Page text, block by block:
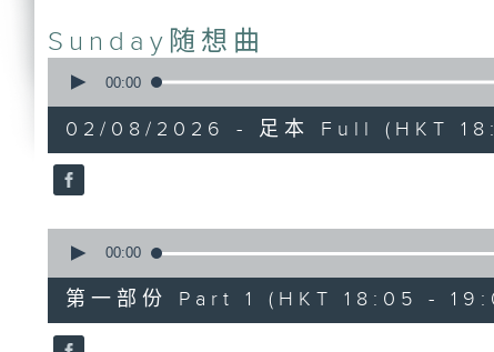
Sunday随想曲
seconds
hour,
49
minutes,
59
90%
00:00
02/08/2026 - 足本 Full (HKT
seconds
55
minutes,
0
seconds
00:00
第一部份 Part 1 (HKT 18:05 -